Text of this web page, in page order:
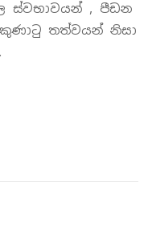
ස්වභාවයන් , පීඩන
තත්වයන් නිසා